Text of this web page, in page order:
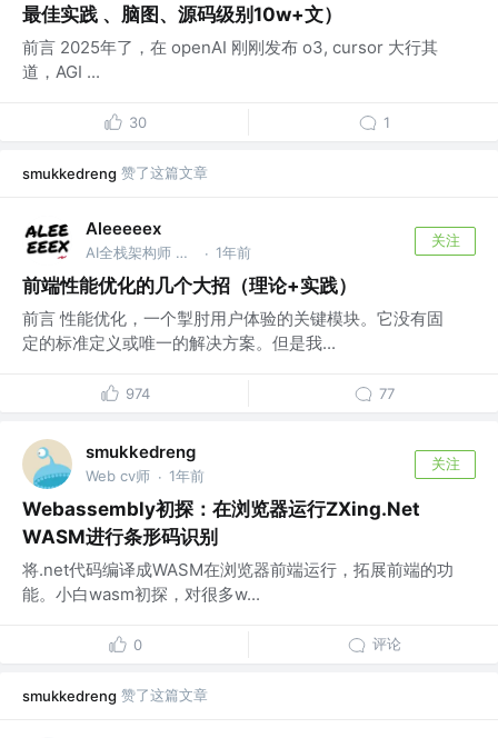
最佳实践 、脑图、源码级别10w+文）
前言 2025年了，在 openAI 刚刚发布 o3, cursor 大行其
道，AGI ...
30 1
smukkedreng 赞了这篇文章
Aleeeeex
AI全栈架构师 @唱唱X调 · 1年前
关注
前端性能优化的几个大招（理论+实践）
前言 性能优化，一个掣肘用户体验的关键模块。它没有固
定的标准定义或唯一的解决方案。但是我...
974 77
smukkedreng
Web cv师 · 1年前
关注
Webassembly初探：在浏览器运行ZXing.Net
WASM进行条形码识别
将.net代码编译成WASM在浏览器前端运行，拓展前端的功
能。小白wasm初探，对很多w...
0 评论
smukkedreng 赞了这篇文章